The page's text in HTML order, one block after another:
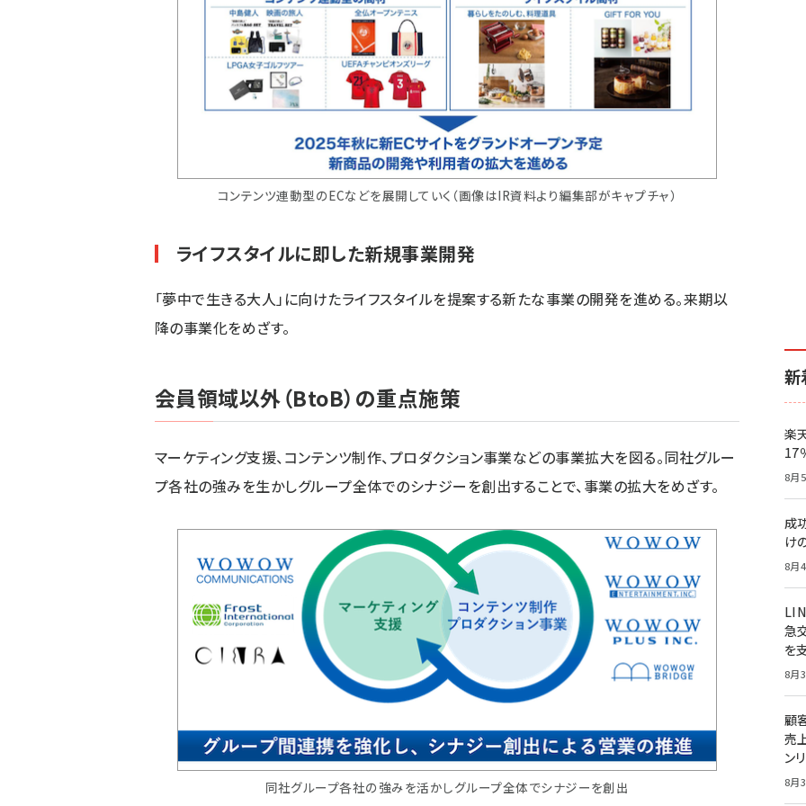
コンテンツ連動型のECなどを展開していく（画像はIR資料より編集部がキャプチャ）
ライフスタイルに即した新規事業開発
「夢中で生きる大人」に向けたライフスタイルを提案する新たな事業の開発を進める。来期以
降の事業化をめざす。
会員領域以外（BtoB）の重点施策
マーケティング支援、コンテンツ制作、プロダクション事業などの事業拡大を図る。同社グルー
プ各社の強みを生かしグループ全体でのシナジーを創出することで、事業の拡大をめざす。
同社グループ各社の強みを活かしグループ全体でシナジーを創出
新
楽
17
8月
成
け
8月
急
を
8月
顧
売
ン
8月